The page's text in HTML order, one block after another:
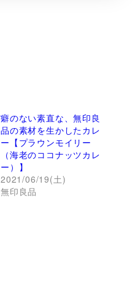
癖のない素直な、無印良
品の素材を生かしたカレ
ー【プラウンモイリー
（海老のココナッツカレ
ー）】
2021/06/19(土)
無印良品